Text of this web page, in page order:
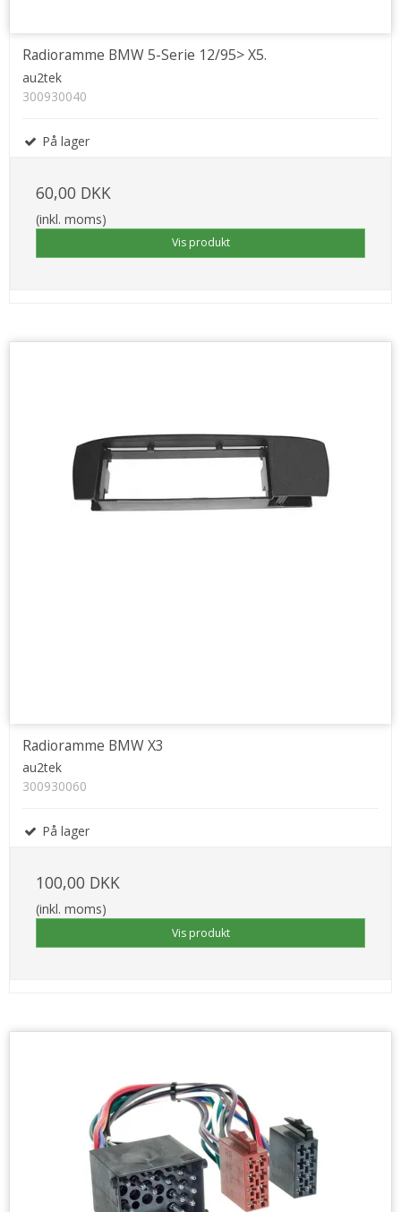
Radioramme BMW 5-Serie 12/95> X5.
au2tek
300930040
På lager
60,00 DKK
(inkl. moms)
Vis produkt
Radioramme BMW X3
au2tek
300930060
På lager
100,00 DKK
(inkl. moms)
Vis produkt